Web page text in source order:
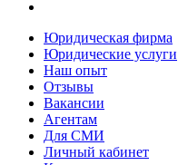
Юридическая фирма
Юридические услуги
Наш опыт
Отзывы
Вакансии
Агентам
Для СМИ
Личный кабинет